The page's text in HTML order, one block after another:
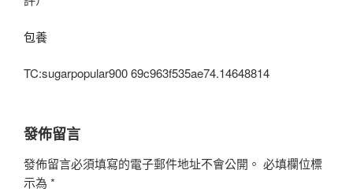
包養
TC:sugarpopular900 69c963f535ae74.14648814
發佈留言
發佈留言必須填寫的電子郵件地址不會公開。 必填欄位標
示為 *